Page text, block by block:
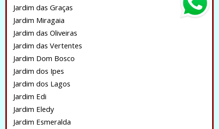
Jardim das Graças
Jardim Miragaia
Jardim das Oliveiras
Jardim das Vertentes
Jardim Dom Bosco
Jardim dos Ipes
Jardim dos Lagos
Jardim Edi
Jardim Eledy
Jardim Esmeralda